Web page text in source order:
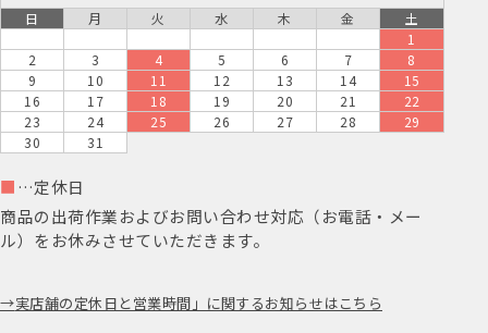
日 月 火 水 木 金
土
1
2
3 4 5 6 7
8
9
10 11 12 13 14
15
16
17 18 19 20 21
22
23
24 25 26 27 28
29
30
31
■ …定休日
商品の出荷作業およびお問い合わせ対応（お電話・メー
ル）をお休みさせていただきます。
実店舗の定休日と営業時間」に関するお知らせはこちら